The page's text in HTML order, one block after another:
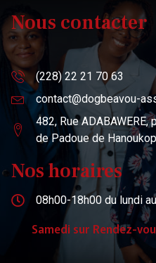
Nous contacter
(228) 22 21 70 63
contact@dogbeavou-
482, Rue
de Padoue de
Nos horaires
08h00-18h00 du lundi
Samedi sur Rendez-